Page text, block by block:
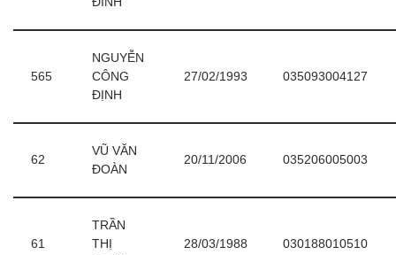
565
NGUYỄN
CÔNG
ĐỊNH
27/02/1993 035093004127
62
VŨ VĂN
ĐOÀN
20/11/2006 035206005003
61
TRẦN
THỊ
28/03/1988 030188010510